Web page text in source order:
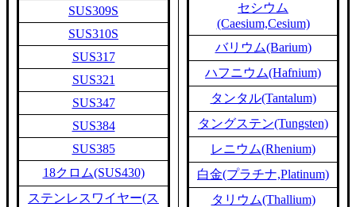
SUS309S
SUS310S
SUS317
SUS321
SUS347
SUS384
SUS385
18クロム(SUS430)
ステンレスワイヤー(ス
セシウム
(Caesium,Cesium)
バリウム(Barium)
ハフニウム(Hafnium)
タンタル(Tantalum)
タングステン(Tungsten)
レニウム(Rhenium)
白金(プラチナ,Platinum)
タリウム(Thallium)